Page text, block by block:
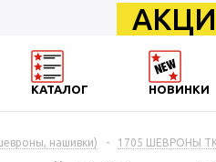
КАТАЛОГ НОВИНКИ
нашивки) - 1705 ШЕВРОНЫ